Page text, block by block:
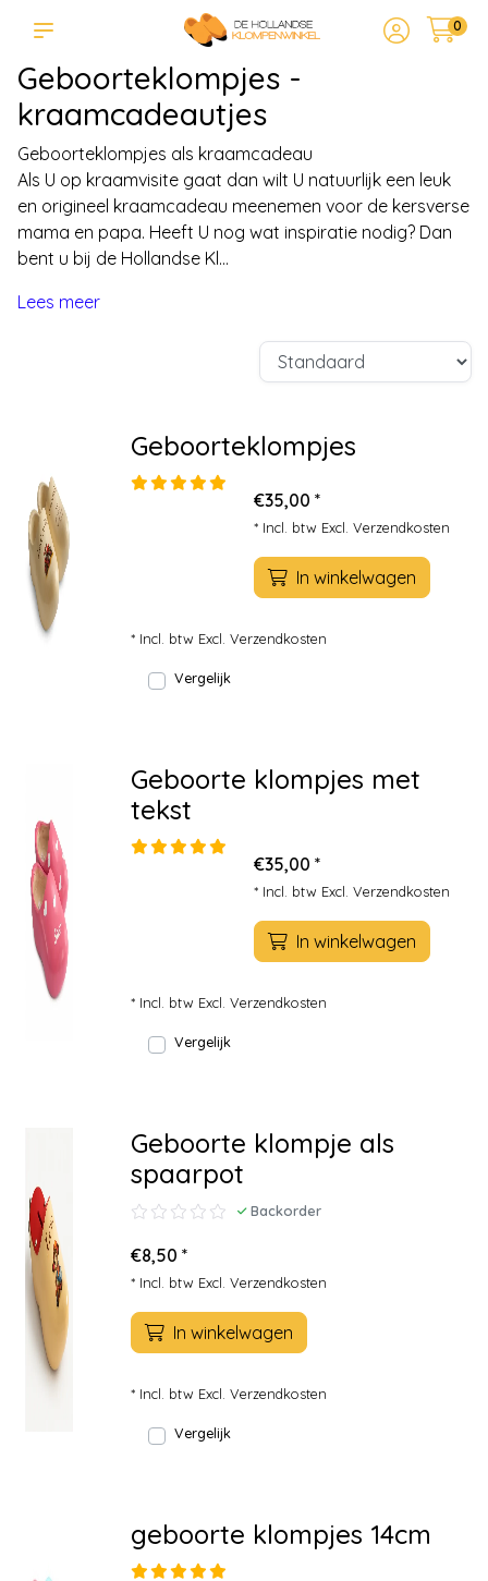
0
Geboorteklompjes -
kraamcadeautjes
Geboorteklompjes als kraamcadeau
Als U op kraamvisite gaat dan wilt U natuurlijk een leuk
en origineel kraamcadeau meenemen voor de kersverse
mama en papa. Heeft U nog wat inspiratie nodig? Dan
bent u bij de Hollandse Kl...
Lees meer
Geboorteklompjes
€35,00 *
* Incl. btw Excl. Verzendkosten
In winkelwagen
* Incl. btw Excl. Verzendkosten
Vergelijk
Geboorte klompjes met
tekst
€35,00 *
* Incl. btw Excl. Verzendkosten
In winkelwagen
* Incl. btw Excl. Verzendkosten
Vergelijk
Geboorte klompje als
spaarpot
Backorder
€8,50 *
* Incl. btw Excl. Verzendkosten
In winkelwagen
* Incl. btw Excl. Verzendkosten
Vergelijk
geboorte klompjes 14cm